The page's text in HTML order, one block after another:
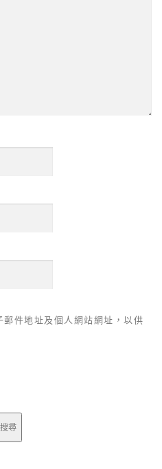
件地址及個人網站網址，以供
搜尋